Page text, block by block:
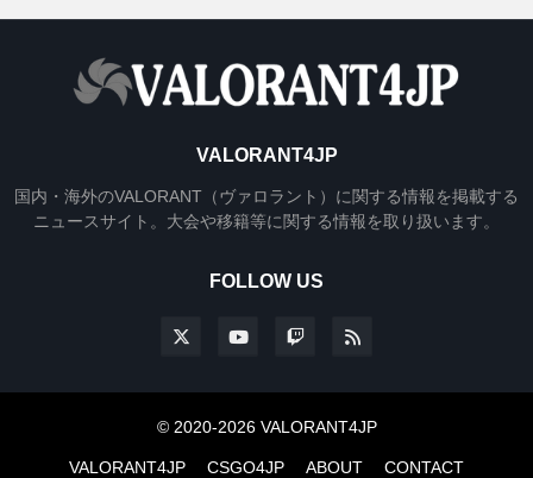
VALORANT4JP
国内・海外のVALORANT（ヴァロラント）に関する情報を掲載する
ニュースサイト。大会や移籍等に関する情報を取り扱います。
FOLLOW US
© 2020-2026 VALORANT4JP
VALORANT4JP CSGO4JP ABOUT CONTACT